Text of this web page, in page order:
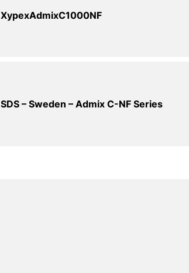
XypexAdmixC1000NF
SDS – Sweden – Admix C-NF Series